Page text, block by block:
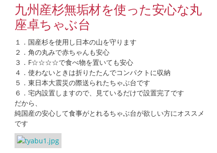
九州産杉無垢材を使った安心な丸
座卓ちゃぶ台
１．国産杉を使用し日本の山を守ります
２．角の丸みで赤ちゃんも安心
３．F☆☆☆☆で食べ物を置いても安心
４．使わないときは折りたたんでコンパクトに収納
５．東日本大震災の際送られたちゃぶ台です
６．宅内設置しますので、見ているだけで設置完了です
だから、
純国産の安心して食事がとれるちゃぶ台が欲しい方にオススメ
です